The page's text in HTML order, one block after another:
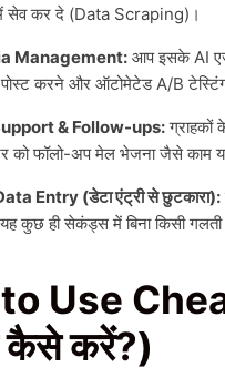
सेव कर दे (Data Scraping)।
Management: आप इसके AI
करने और ऑटोमेटेड A/B
& Follow-ups:ग्राहकों
को फॉलो-अप मेल भेजना जैसे काम
Entry (डेटा एंट्री से छुटकारा):
कुछ ही सेकंड्स में बिना किसी
Use
कैसे करें?)